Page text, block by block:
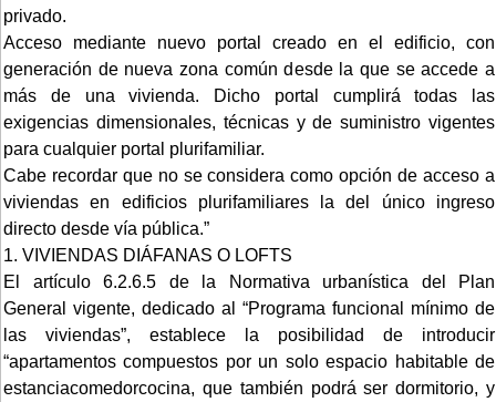
privado.
Acceso mediante nuevo portal creado en el edificio, con
generación de nueva zona común desde la que se accede a
más de una vivienda. Dicho portal cumplirá todas las
exigencias dimensionales, técnicas y de suministro vigentes
para cualquier portal plurifamiliar.
Cabe recordar que no se considera como opción de acceso a
viviendas en edificios plurifamiliares la del único ingreso
directo desde vía pública.”
1. VIVIENDAS DIÁFANAS O LOFTS
El artículo 6.2.6.5 de la Normativa urbanística del Plan
General vigente, dedicado al “Programa funcional mínimo de
las viviendas”, establece la posibilidad de introducir
“apartamentos compuestos por un solo espacio habitable de
estanciacomedorcocina, que también podrá ser dormitorio, y